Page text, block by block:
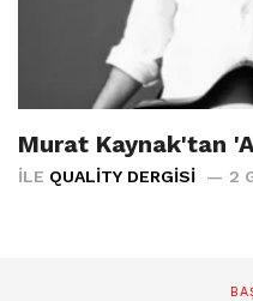
Murat Kaynak'tan
İLE QUALITY DERGISI 2